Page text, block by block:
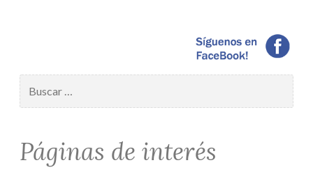
Páginas de interés